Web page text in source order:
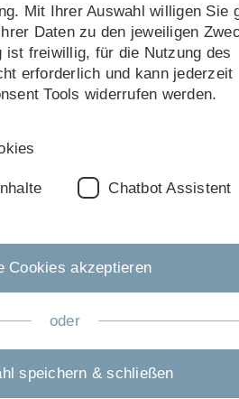
Master
In diesem
Ihre Kenntnisse in
Neigungen folgend
Leistungspunkte (LP)
Masterarbeit (30 LP)
bei der Lösung einer
Mit Ihrer Auswahl willigen Sie
Daten zu den jeweiligen
ist freiwillig, für die Nutzung des
erforderlich und kann jederzeit
Tools widerrufen werden.
Chatbot Assistent
Cookies akzeptieren
oder
speichern & schließen